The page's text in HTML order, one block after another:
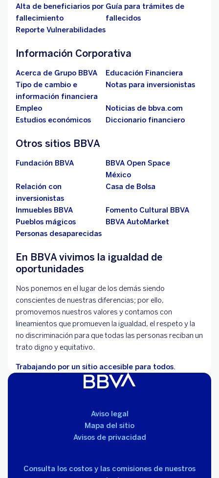
Alta de beneficiarios por
fallecimiento
Guía para trámites de
fallecidos
Reporte Vulnerabilidades
Información Corporativa
Acerca de Grupo BBVA
Educación Financiera
Tipo de cambio e
información financiera
Notas para inversionistas
Empleo
Noticias de bbva.com
Estudios económicos
Diccionario financiero
Otros sitios BBVA
Fundación BBVA
BBVA Open Space
México
Relación con
inversionistas
Casa de Bolsa
Inmuebles BBVA
Fomento Cultural BBVA
Pueblos mágicos
BBVA AutoMarket
Personas desaparecidas
En BBVA vivimos la igualdad de
oportunidades
Nos ponemos en el lugar de los demás siendo
conscientes de nuestras diferencias; por ello,
promovemos nuestros valores y contamos con
lineamientos que promueven la igualdad, el respeto y la
no discriminación para que todas las personas reciban un
trato digno y equitativo.
Trabajando por un sitio accesible para todos.
Aviso legal
Mapa del sitio
Avisos de privacidad
Consulta los costos y las comisiones de nuestros